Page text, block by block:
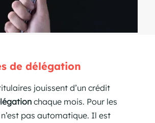
de délégation
jouissent d’un crédit
chaque mois. Pour les
pas automatique. Il est